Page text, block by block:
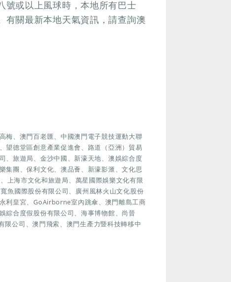
號或以上風球時，本地所有巴士
有關最新本地天氣資訊，請查詢澳
梅、澳門百老匯、中國澳門電子競技運動大聯
望德堂區創意產業促進會、路道（亞洲）貿易
、旅遊局、金沙中國、新濠天地、澳娛綜合度
集團、保利文化、澳品薈、新濠影滙、文化思
上海市文化和旅遊局、萬星國際娛樂文化有限
國際股份有限公司、廣州風林火山文化股份
利皇宮、GoAirborne室內跳傘、澳門離島工商
綜合度假股份有限公司、海事博物館、尚晉
限公司、澳門飛索、澳門生產力暨科技轉移中